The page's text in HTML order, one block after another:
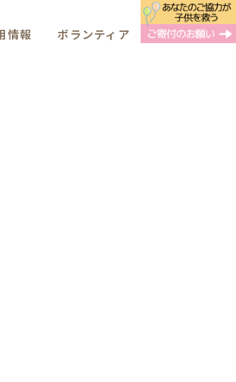
情報 ボランティア